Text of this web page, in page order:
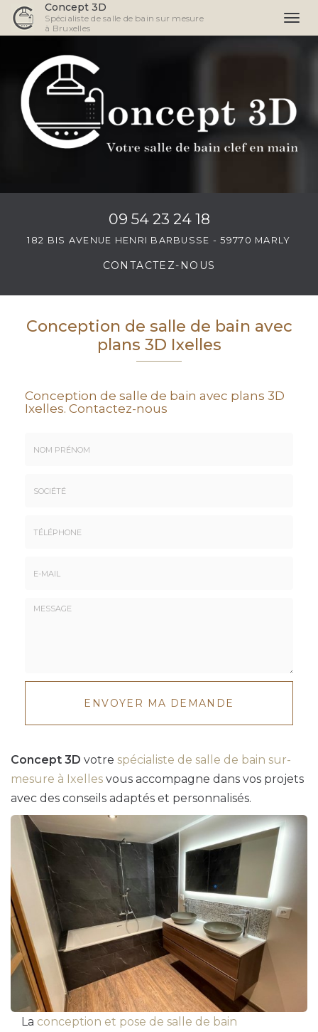
contenu
principal
Concept 3D
Spécialiste de salle de bain sur mesure
à Bruxelles
09 54 23 24 18
182 BIS AVENUE HENRI BARBUSSE - 59770 MARLY
CONTACTEZ- NOUS
Conception de salle de bain avec
plans 3D Ixelles
Conception de salle de bain avec plans 3D
Ixelles. Contactez-nous
Message
ENVOYER MA DEMANDE
Concept 3D votre spécialiste de salle de bain sur-
mesure à Ixelles vous accompagne dans vos projets
avec des conseils adaptés et personnalisés.
La conception et pose de salle de bain